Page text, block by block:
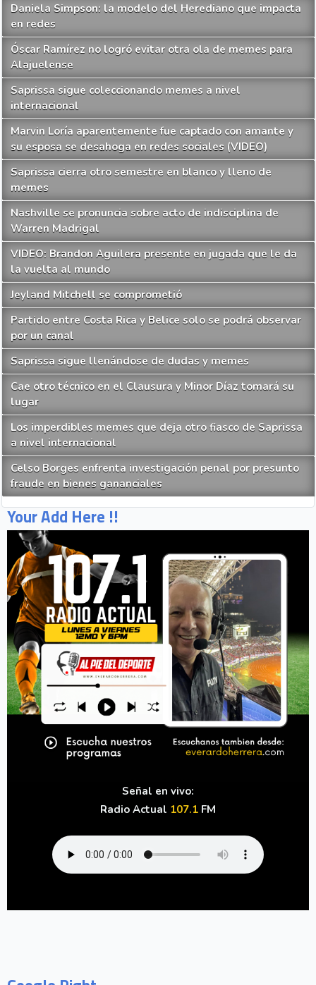
Daniela Simpson: la modelo del Herediano que impacta
en redes
Óscar Ramírez no logró evitar otra ola de memes para
Alajuelense
Saprissa sigue coleccionando memes a nivel
internacional
Marvin Loría aparentemente fue captado con amante y
su esposa se desahoga en redes sociales (VIDEO)
Saprissa cierra otro semestre en blanco y lleno de
memes
Nashville se pronuncia sobre acto de indisciplina de
Warren Madrigal
VIDEO: Brandon Aguilera presente en jugada que le da
la vuelta al mundo
Jeyland Mitchell se comprometió
Partido entre Costa Rica y Belice solo se podrá observar
por un canal
Saprissa sigue llenándose de dudas y memes
Cae otro técnico en el Clausura y Minor Díaz tomará su
lugar
Los imperdibles memes que deja otro fiasco de Saprissa
a nivel internacional
Celso Borges enfrenta investigación penal por presunto
fraude en bienes gananciales
Your Add Here !!
Señal en vivo:
Radio Actual 107.1 FM